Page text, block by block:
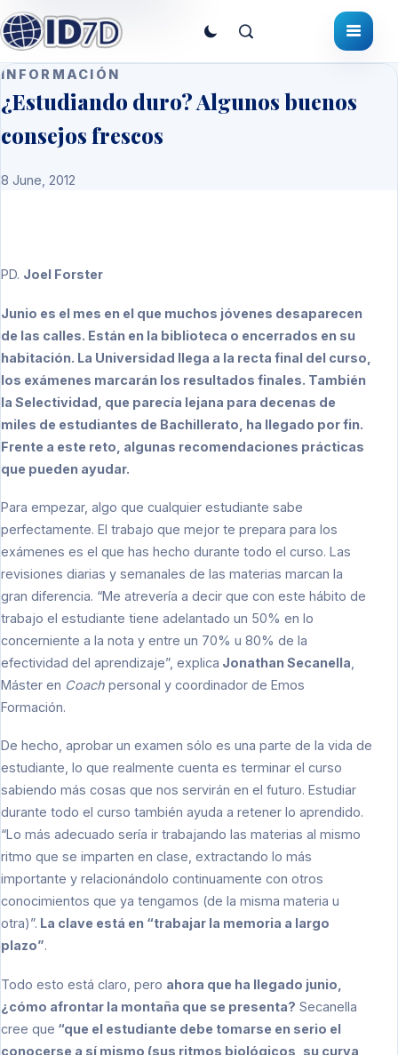
INFORMACIÓN
¿Estudiando duro? Algunos buenos
consejos frescos
8 June, 2012
PD. Joel Forster
Junio es el mes en el que muchos jóvenes desaparecen
de las calles. Están en la biblioteca o encerrados en su
habitación. La Universidad llega a la recta final del curso,
los exámenes marcarán los resultados finales. También
la Selectividad, que parecía lejana para decenas de
miles de estudiantes de Bachillerato, ha llegado por fin.
Frente a este reto, algunas recomendaciones prácticas
que pueden ayudar.
Para empezar, algo que cualquier estudiante sabe
perfectamente. El trabajo que mejor te prepara para los
exámenes es el que has hecho durante todo el curso. Las
revisiones diarias y semanales de las materias marcan la
gran diferencia. “Me atrevería a decir que con este hábito de
trabajo el estudiante tiene adelantado un 50% en lo
concerniente a la nota y entre un 70% u 80% de la
efectividad del aprendizaje”, explica Jonathan Secanella
Máster en Coach personal y coordinador de Emos
Formación.
De hecho, aprobar un examen sólo es una parte de la vida de
estudiante, lo que realmente cuenta es terminar el curso
sabiendo más cosas que nos servirán en el futuro. Estudiar
durante todo el curso también ayuda a retener lo aprendido.
“Lo más adecuado sería ir trabajando las materias al mismo
ritmo que se imparten en clase, extractando lo más
importante y relacionándolo continuamente con otros
conocimientos que ya tengamos (de la misma materia u
otra)”. La clave está en “trabajar la memoria a largo
plazo”.
Todo esto está claro, pero ahora que ha llegado junio,
¿cómo afrontar la montaña que se presenta? Secanella
cree que “que el estudiante debe tomarse en serio el
conocerse a sí mismo (sus ritmos biológicos, su curva